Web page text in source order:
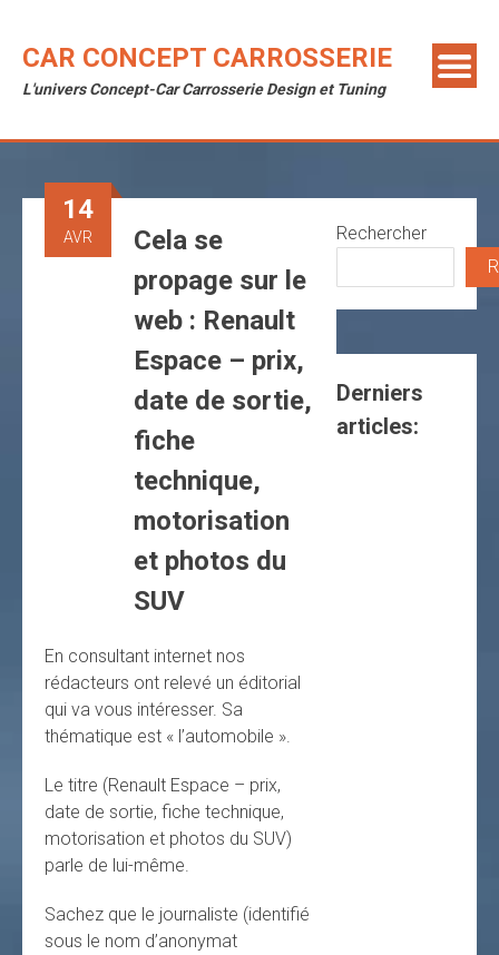
content
CAR CONCEPT CARROSSERIE
L'univers Concept-Car Carrosserie Design et Tuning
14
AVR
Cela se
propage sur le
web : Renault
Espace – prix,
date de sortie,
fiche
technique,
motorisation
et photos du
SUV
En consultant internet nos
rédacteurs ont relevé un éditorial
qui va vous intéresser. Sa
thématique est « l’automobile ».
Le titre (Renault Espace – prix,
date de sortie, fiche technique,
motorisation et photos du SUV)
parle de lui-même.
Sachez que le journaliste (identifié
sous le nom d’anonymat
Rechercher
Derniers
articles: